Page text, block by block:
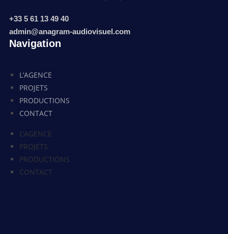
+33 5 61 13 49 40
admin@anagram-audiovisuel.com
Navigation
L’AGENCE
PROJETS
PRODUCTIONS
CONTACT
L’AGENCE
PROJETS
PRODUCTIONS
CONTACT